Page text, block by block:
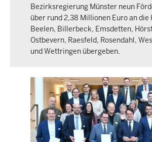
Bezirksregierung Münster neun
über rund 2,38 Millionen Euro an die
Beelen, Billerbeck, Emsdetten,
Ostbevern, Raesfeld, Rosendahl,
und Wettringen übergeben.